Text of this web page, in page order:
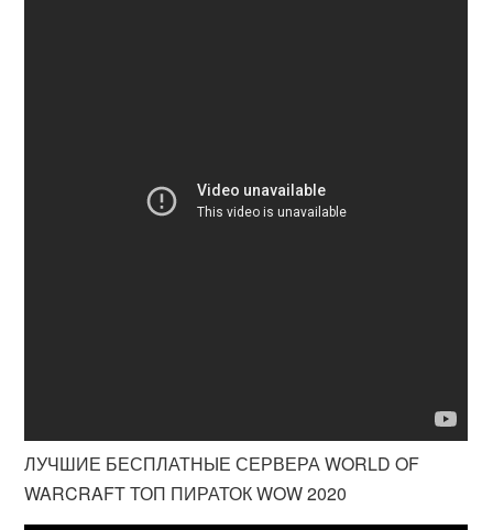
ЛУЧШИЕ БЕСПЛАТНЫЕ СЕРВЕРА WORLD OF
WARCRAFT ТОП ПИРАТОК WOW 2020